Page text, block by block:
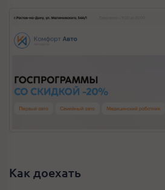
Как доехать